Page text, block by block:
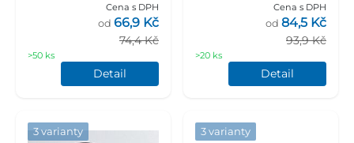
Cena s DPH
74,4 Kč
od 66,9 Kč
>50 ks
Detail
Cena s DPH
93,9 Kč
od 84,5 Kč
>20 ks
Detail
3 varianty 3 varianty